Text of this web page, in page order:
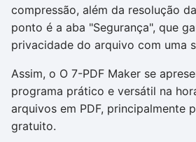
compressão, além da resolução
ponto é a aba "Segurança", que
privacidade do arquivo com uma
Assim, o O 7-PDF Maker se
programa prático e versátil na
arquivos em PDF, principalmente
gratuito.